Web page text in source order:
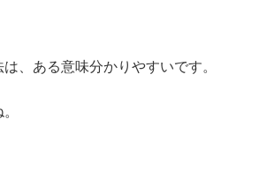
、ある意味分かりやすいです。